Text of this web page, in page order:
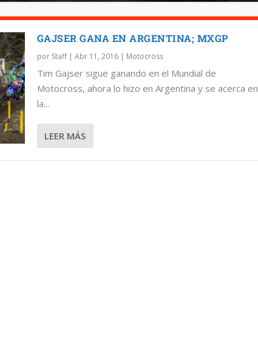
GAJSER GANA EN ARGENTINA; MXGP
por Staff| Abr 11, 2016| Motocross
Tim Gajser sigue ganando en el Mundial de
Motocross, ahora lo hizo en Argentina y se acerca en
la...
LEER MÁS